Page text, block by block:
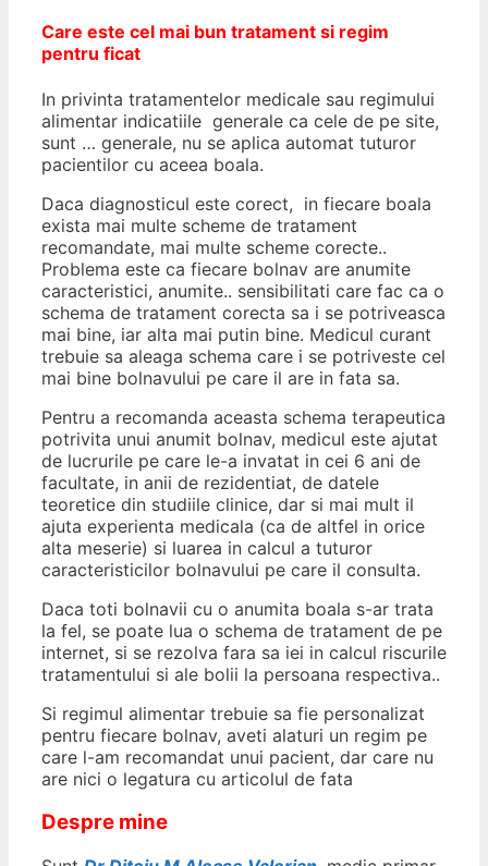
Care este cel mai bun tratament si regim
pentru ficat
In privinta tratamentelor medicale sau regimului
alimentar indicatiile generale ca cele de pe site,
sunt … generale, nu se aplica automat tuturor
pacientilor cu aceea boala.
Daca diagnosticul este corect, in fiecare boala
exista mai multe scheme de tratament
recomandate, mai multe scheme corecte..
Problema este ca fiecare bolnav are anumite
caracteristici, anumite.. sensibilitati care fac ca o
schema de tratament corecta sa i se potriveasca
mai bine, iar alta mai putin bine. Medicul curant
trebuie sa aleaga schema care i se potriveste cel
mai bine bolnavului pe care il are in fata sa.
Pentru a recomanda aceasta schema terapeutica
potrivita unui anumit bolnav, medicul este ajutat
de lucrurile pe care le-a invatat in cei 6 ani de
facultate, in anii de rezidentiat, de datele
teoretice din studiile clinice, dar si mai mult il
ajuta experienta medicala (ca de altfel in orice
alta meserie) si luarea in calcul a tuturor
caracteristicilor bolnavului pe care il consulta.
Daca toti bolnavii cu o anumita boala s-ar trata
la fel, se poate lua o schema de tratament de pe
internet, si se rezolva fara sa iei in calcul riscurile
tratamentului si ale bolii la persoana respectiva..
Si regimul alimentar trebuie sa fie personalizat
pentru fiecare bolnav, aveti alaturi un regim pe
care l-am recomandat unui pacient, dar care nu
are nici o legatura cu articolul de fata
Despre mine